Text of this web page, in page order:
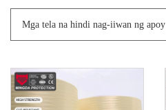
Mga tela na hindi nag-iiwan ng apoy